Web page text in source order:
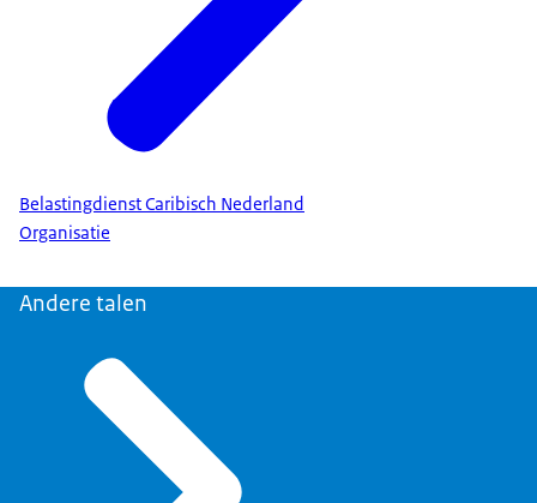
Belastingdienst Caribisch Nederland
Organisatie
Andere talen